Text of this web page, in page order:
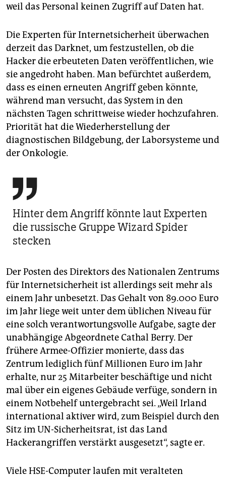
weil das Personal keinen Zugriff auf Daten hat.
Die Experten für Internetsicherheit überwachen
derzeit das Darknet, um festzustellen, ob die
Hacker die erbeuteten Daten veröffentlichen, wie
sie angedroht haben. Man befürchtet außerdem,
dass es einen erneuten Angriff geben könnte,
während man versucht, das System in den
nächsten Tagen schrittweise wieder hochzufahren.
Priorität hat die Wiederherstellung der
diagnostischen Bildgebung, der Laborsysteme und
der Onkologie.

Hinter dem Angriff könnte laut Experten
die russische Gruppe Wizard Spider
stecken
Der Posten des Direktors des Nationalen Zentrums
für Internetsicherheit ist allerdings seit mehr als
einem Jahr unbesetzt. Das Gehalt von 89.000 Euro
im Jahr liege weit unter dem üblichen Niveau für
eine solch verantwortungsvolle Aufgabe, sagte der
unabhängige Abgeordnete Cathal Berry. Der
frühere Armee-Offizier monierte, dass das
Zentrum lediglich fünf Millionen Euro im Jahr
erhalte, nur 25 Mitarbeiter beschäftige und nicht
mal über ein eigenes Gebäude verfüge, sondern in
einem Notbehelf untergebracht sei. „Weil Irland
international aktiver wird, zum Beispiel durch den
Sitz im UN-Sicherheitsrat, ist das Land
Hackerangriffen verstärkt ausgesetzt“, sagte er.
Viele HSE-Computer laufen mit veralteten